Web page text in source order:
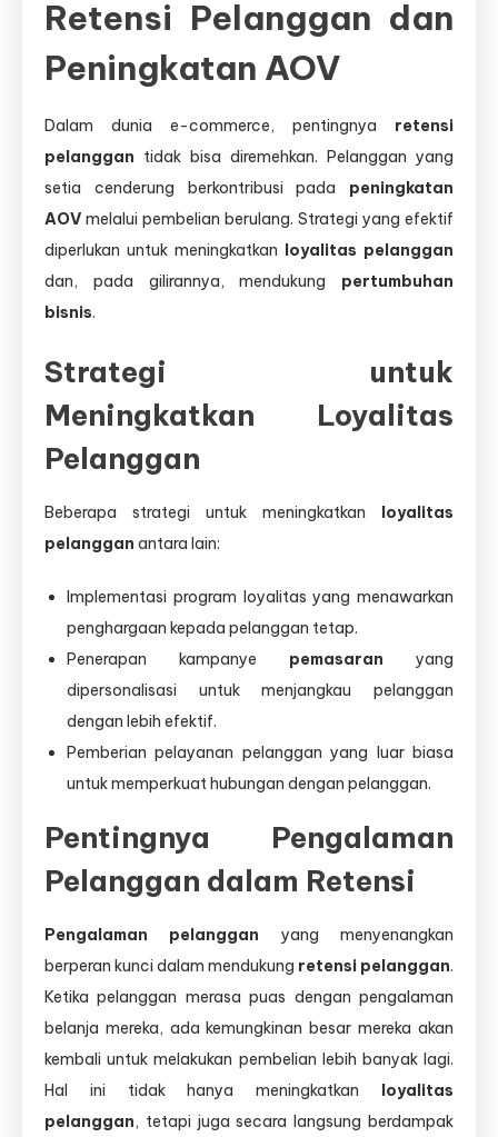
Retensi Pelanggan dan
Peningkatan AOV
Dalam dunia e-commerce, pentingnya retensi
pelanggan tidak bisa diremehkan. Pelanggan yang
setia cenderung berkontribusi pada peningkatan
AOV melalui pembelian berulang. Strategi yang efektif
diperlukan untuk meningkatkan loyalitas pelanggan
dan, pada gilirannya, mendukung pertumbuhan
bisnis.
Strategi untuk
Meningkatkan Loyalitas
Pelanggan
Beberapa strategi untuk meningkatkan loyalitas
pelanggan antara lain:
Implementasi program loyalitas yang menawarkan
penghargaan kepada pelanggan tetap.
Penerapan kampanye pemasaran yang
dipersonalisasi untuk menjangkau pelanggan
dengan lebih efektif.
Pemberian pelayanan pelanggan yang luar biasa
untuk memperkuat hubungan dengan pelanggan.
Pentingnya Pengalaman
Pelanggan dalam Retensi
Pengalaman pelanggan yang menyenangkan
berperan kunci dalam mendukung retensi pelanggan.
Ketika pelanggan merasa puas dengan pengalaman
belanja mereka, ada kemungkinan besar mereka akan
kembali untuk melakukan pembelian lebih banyak lagi.
Hal ini tidak hanya meningkatkan loyalitas
pelanggan, tetapi juga secara langsung berdampak